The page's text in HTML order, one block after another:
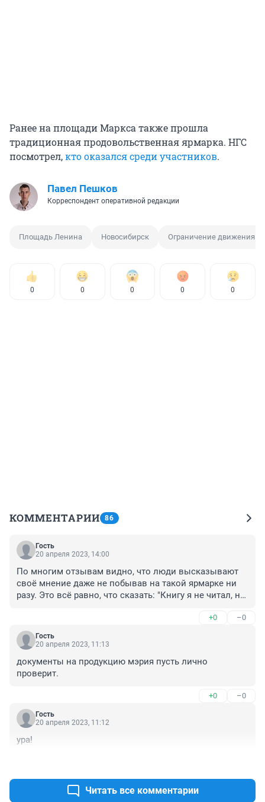
Ранее на площади Маркса также прошла
традиционная продовольственная ярмарка. НГС
посмотрел,кто оказался среди участников.
Павел Пешков
Корреспондент оперативной редакции
Площадь Ленина Новосибирск Ограничение движения
0 0 0 0 0
КОММЕНТАРИИ 86
Гость
20 апреля 2023, 14:00
По многим отзывам видно, что люди высказывают
своё мнение даже не побывав на такой ярмарке ни
разу. Это всё равно, что сказать: "Книгу я не читал, но
+0 –0
Гость
20 апреля 2023, 11:13
документы на продукцию мэрия пусть лично
проверит.
+0 –0
Гость
20 апреля 2023, 11:12
ура!
Читать все комментарии